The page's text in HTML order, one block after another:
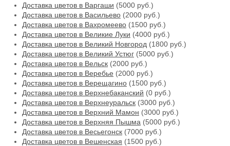
Доставка цветов в Варгаши (5000 руб.)
Доставка цветов в Васильево (2000 руб.)
Доставка цветов в Вахромеево (1500 руб.)
Доставка цветов в Великие Луки (4000 руб.)
Доставка цветов в Великий Новгород (1800 руб.)
Доставка цветов в Великий Устюг (5000 руб.)
Доставка цветов в Вельск (2000 руб.)
Доставка цветов в Веребье (2000 руб.)
Доставка цветов в Верещагино (1500 руб.)
Доставка цветов в Верхнебаканский (0 руб.)
Доставка цветов в Верхнеуральск (3000 руб.)
Доставка цветов в Верхний Мамон (3000 руб.)
Доставка цветов в Верхняя Пышма (5000 руб.)
Доставка цветов в Весьегонск (7000 руб.)
Доставка цветов в Вешенская (1500 руб.)